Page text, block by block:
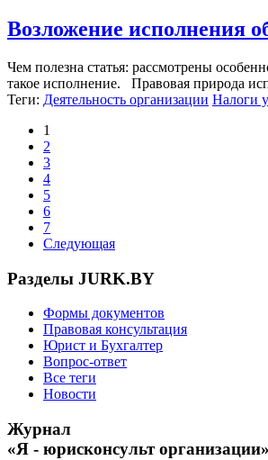
Возложение исполнения
Чем полезна статья: рассмотрены
такое исполнение. Правовая природа
Теги: Деятельность организации Налоги
1
2
3
4
5
6
7
Следующая
Разделы JURK.BY
Формы документов
Правовая консультация
Юрист и Бухгалтер
Вопрос-ответ
Все теги
Новости
Журнал
«Я - юрисконсульт организации»